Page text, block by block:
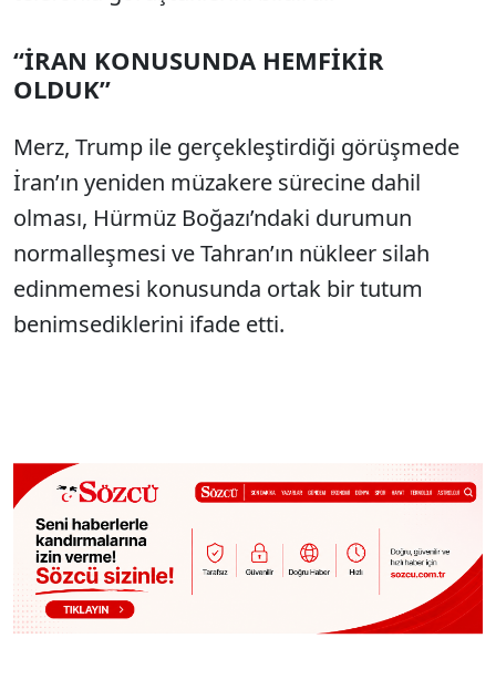
“İRAN KONUSUNDA HEMFİKİR
OLDUK”
Merz, Trump ile gerçekleştirdiği görüşmede
İran’ın yeniden müzakere sürecine dahil
olması, Hürmüz Boğazı’ndaki durumun
normalleşmesi ve Tahran’ın nükleer silah
edinmemesi konusunda ortak bir tutum
benimsediklerini ifade etti.